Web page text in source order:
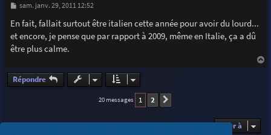
M
s
s
a
e
sam. janv. 29, 2011 12:52
En fait, fallait surtout être italien cette année pour avoir du lourd...
et encore, je pense que par rapport à 2009, même en Italie, ça a dû
être plus calme.
a
Répondre
20 messages 1 2
Aller à